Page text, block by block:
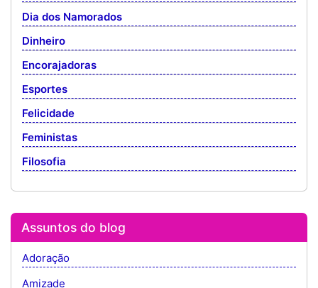
Dia dos Namorados
Dinheiro
Encorajadoras
Esportes
Felicidade
Feministas
Filosofia
Assuntos do blog
Adoração
Amizade